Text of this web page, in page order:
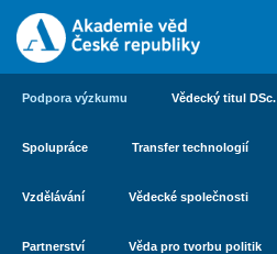
Podpora výzkumu Vědecký titul DSc.
Spolupráce Transfer technologií
Vzdělávání Vědecké společnosti
Partnerství Věda pro tvorbu politik